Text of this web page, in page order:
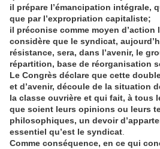
il prépare l’émancipation intégrale,
que par l’expropriation capitaliste;
il préconise comme moyen d’action
considère que le syndicat,
résistance, sera, dans l’avenir, le
répartition, base de réorganisation
Le Congrès déclare que cette
et d’avenir, découle de la situation
la classe ouvrière et qui fait, à tous
que soient leurs opinions ou leurs
philosophiques, un devoir
essentiel qu’est le syndicat
Comme conséquence, en ce qui